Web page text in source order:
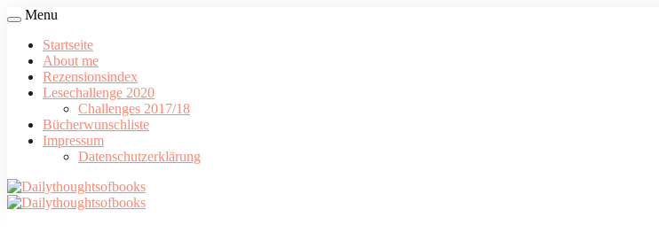
Menu
Startseite
About me
Rezensionsindex
Lesechallenge 2020
Challenges 2017/18
Bücherwunschliste
Impressum
Datenschutzerklärung